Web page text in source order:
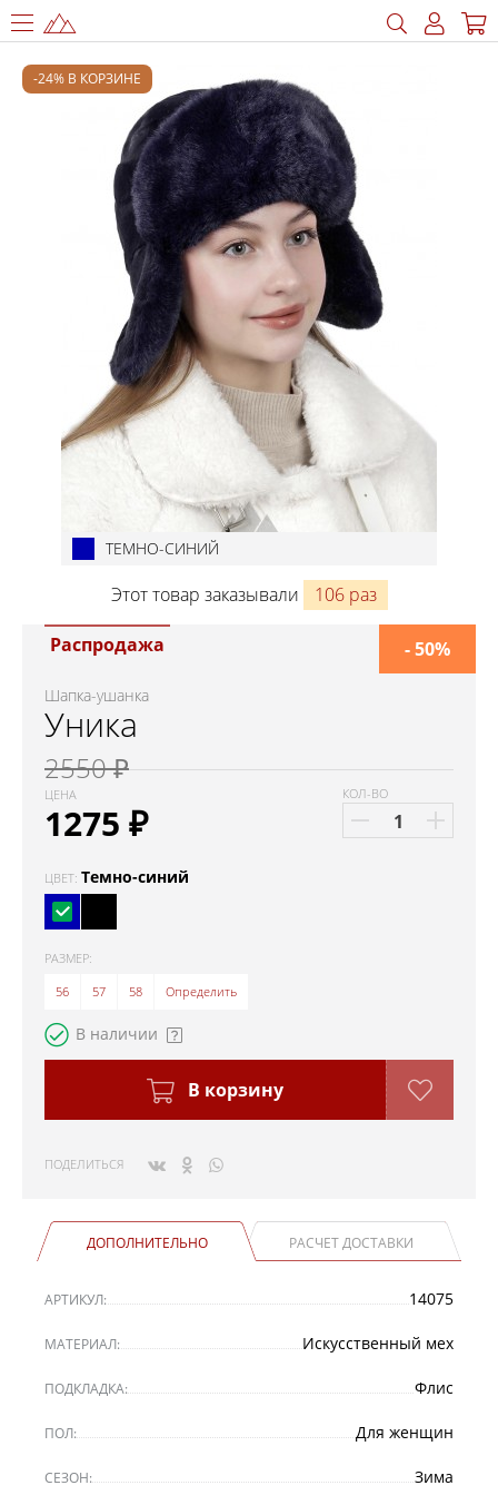
-24% В КОРЗИНЕ
ТЕМНО-СИНИЙ
Этот товар заказывали 106 раз
Распродажа
Шапка-ушанка
Уника
2550 ₽
ЦЕНА
1275 ₽
- 50%
КОЛ-ВО
ЦВЕТ: Темно-синий
РАЗМЕР:
56
57 58 Определить
В наличии
В корзину
ПОДЕЛИТЬСЯ
ДОПОЛНИТЕЛЬНО РАСЧЕТ ДОСТАВКИ
АРТИКУЛ: 14075
МАТЕРИАЛ: Искусственный мех
ПОДКЛАДКА: Флис
ПОЛ: Для женщин
СЕЗОН: Зима